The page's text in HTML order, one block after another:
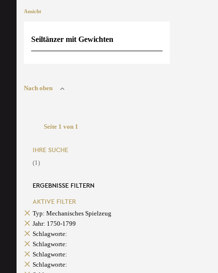
Ansicht
Seiltänzer mit Gewichten
Nach oben
Seite 1 von 1
IHRE SUCHE
(1)
ERGEBNISSE FILTERN
AKTIVE FILTER
Typ: Mechanisches Spielzeug
Jahr: 1750-1799
Schlagworte:
Schlagworte:
Schlagworte:
Schlagworte: